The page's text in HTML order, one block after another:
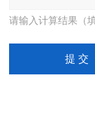
请输入计算结果（